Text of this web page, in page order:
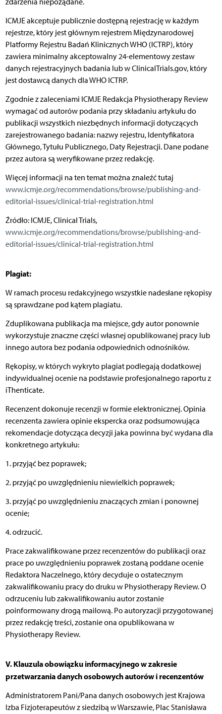
ICMJE akceptuje publicznie dostępną rejestrację w każdym
rejestrze, który jest głównym rejestrem Międzynarodowej
Platformy Rejestru Badań Klinicznych WHO (ICTRP), który
zawiera minimalny akceptowalny 24-elementowy zestaw
danych rejestracyjnych badania lub w ClinicalTrials.gov, który
jest dostawcą danych dla WHO ICTRP.
Zgodnie z zaleceniami ICMJE Redakcja Physiotherapy Review
wymagać od autorów podania przy składaniu artykułu do
publikacji wszystkich niezbędnych informacji dotyczących
zarejestrowanego badania: nazwy rejestru, Identyfikatora
Głównego, Tytułu Publicznego, Daty Rejestracji. Dane podane
przez autora są weryfikowane przez redakcję.
Więcej informacji na ten temat można znaleźć tutaj
www.icmje.org/recommendations/browse/publishing-and-
editorial-issues/clinical-trial-registration.html
Źródło: ICMJE, Clinical Trials,
www.icmje.org/recommendations/browse/publishing-and-
editorial-issues/clinical-trial-registration.html
Plagiat:
W ramach procesu redakcyjnego wszystkie nadesłane rękopisy
są sprawdzane pod kątem plagiatu.
Zduplikowana publikacja ma miejsce, gdy autor ponownie
wykorzystuje znaczne części własnej opublikowanej pracy lub
innego autora bez podania odpowiednich odnośników.
Rękopisy, w których wykryto plagiat podlegają dodatkowej
indywidualnej ocenie na podstawie profesjonalnego raportu z
iThenticate.
Recenzent dokonuje recenzji w formie elektronicznej. Opinia
recenzenta zawiera opinie ekspercka oraz podsumowująca
rekomendacje dotycząca decyzji jaka powinna być wydana dla
konkretnego artykułu:
1. przyjąć bez poprawek;
2. przyjąć po uwzględnieniu niewielkich poprawek;
3. przyjąć po uwzględnieniu znaczących zmian i ponownej
ocenie;
4. odrzucić.
Prace zakwalifikowane przez recenzentów do publikacji oraz
prace po uwzględnieniu poprawek zostaną poddane ocenie
Redaktora Naczelnego, który decyduje o ostatecznym
zakwalifikowaniu pracy do druku w Physiotherapy Review. O
odrzuceniu lub zakwalifikowaniu autor zostanie
poinformowany drogą mailową. Po autoryzacji przygotowanej
przez redakcję treści, zostanie ona opublikowana w
Physiotherapy Review.
V. Klauzula obowiązku informacyjnego w zakresie
przetwarzania danych osobowych autorów i recenzentów
Administratorem Pani/Pana danych osobowych jest Krajowa
Izba Fizjoterapeutów z siedzibą w Warszawie, Plac Stanisława